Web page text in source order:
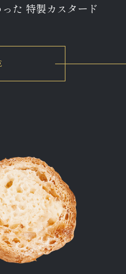
た 特製カスタード